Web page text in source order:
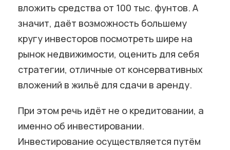
вложить средства от 100 тыс. фунтов. А
значит, даёт возможность большему
кругу инвесторов посмотреть шире на
рынок недвижимости, оценить для себя
стратегии, отличные от консервативных
вложений в жильё для сдачи в аренду.
При этом речь идёт не о кредитовании, а
именно об инвестировании.
Инвестирование осуществляется путём